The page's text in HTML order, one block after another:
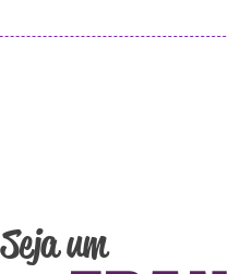
Seja um